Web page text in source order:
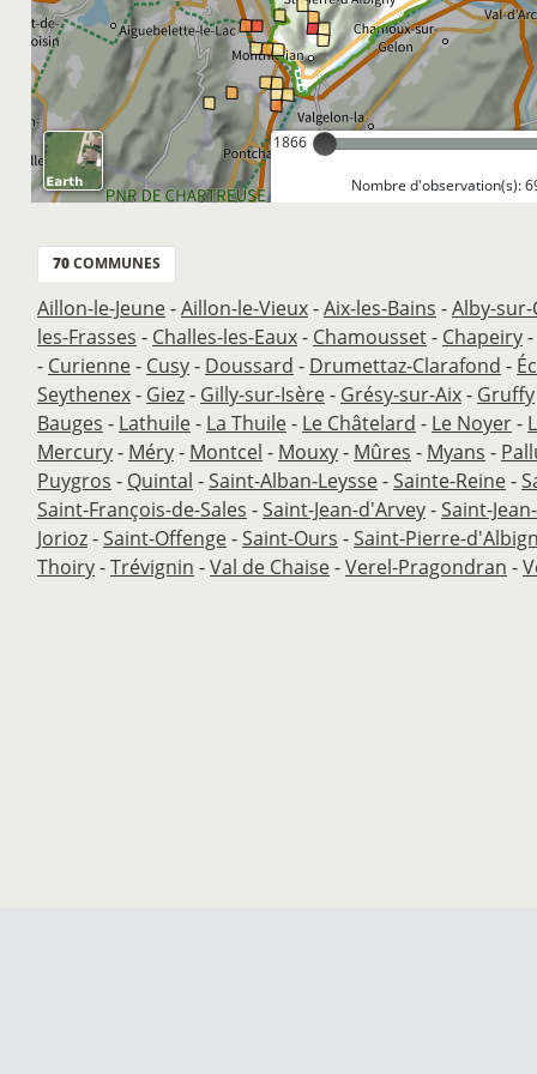
1866
Nombre d'observation(s):
70COMMUNES
Aillon-le-Jeune-Aillon-le-Vieux-Aix-les-Bains -Alby-
les-Frasses - Challes-les-Eaux- Chamousset- Chapeiry-
- Curienne- Cusy- Doussard - Drumettaz-Clarafond -
Seythenex- Giez- Gilly-sur-Isère- Grésy-sur-Aix- Gruffy
Bauges - Lathuile- La Thuile- Le Châtelard - Le Noyer-
Mercury- Méry- Montcel - Mouxy- Mûres - Myans -
Puygros - Quintal -Saint-Alban-Leysse-Sainte-Reine-
Saint-François-de-Sales -Saint-Jean-d'Arvey-Saint-
Jorioz-Saint-Offenge-Saint-Ours -Saint-Pierre-
Thoiry-Trévignin -Val de Chaise-Verel-Pragondran -